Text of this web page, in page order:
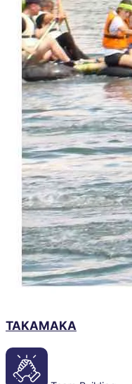
TAKAMAKA